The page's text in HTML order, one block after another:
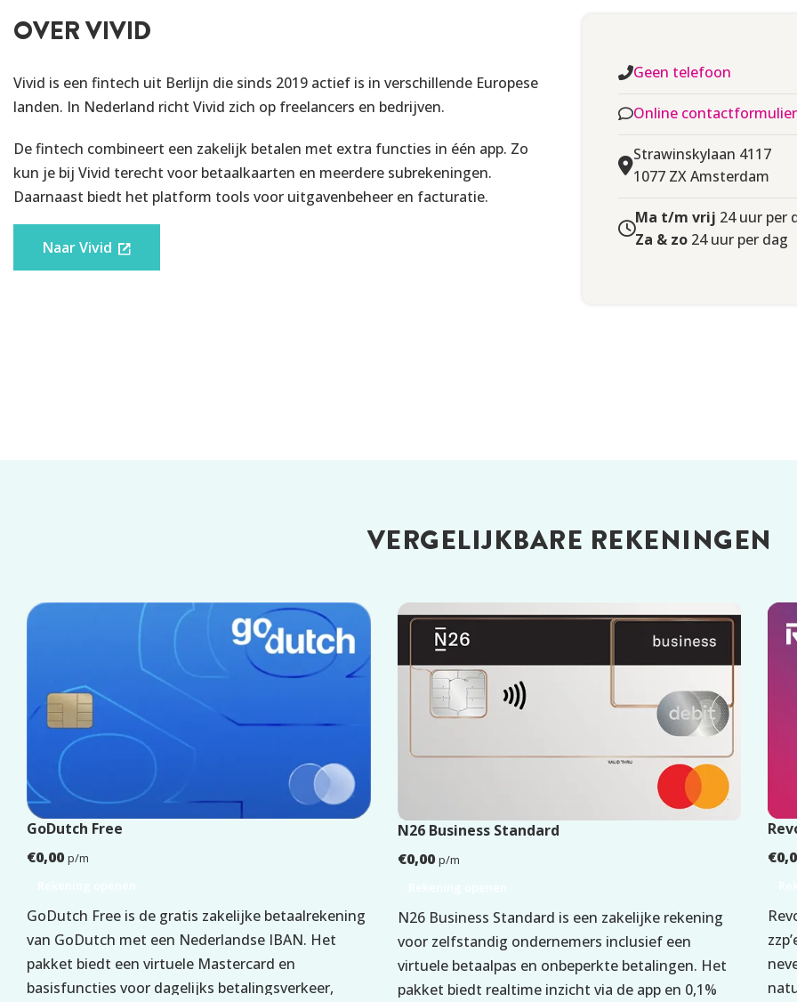
WERELDBETALING
EUROPESE OPNAME (EER) 3% (tot €200 p/m gratis)
3% (tot €200 p/m gratis)
EMERGENCY CASH Nee
Overboeken
SPAARREKENING MOGELIJK Nee
ROOD STAAN MOGELIJK Nee
CREDITCARD MOGELIJK Nee
Voorwaarden
LEEFTIJD
WOONACHTIG
LEGITIMATIE ID Kaart ,Paspoort
KVK Verplicht
OVER VIVID
Vivid is een fintech uit Berlijn die sinds 2019 actief is in verschillende Europese
landen. In Nederland richt Vivid zich op freelancers en bedrijven.
De fintech combineert een zakelijk betalen met extra functies in één app. Zo
kun je bij Vivid terecht voor betaalkaarten en meerdere subrekeningen.
Daarnaast biedt het platform tools voor uitgavenbeheer en facturatie.
Naar Vivid
Geen telefoon
Online contactformulier
Strawinskylaan 4117
1077 ZX Amsterdam
Ma t/m vrij 24 uur per
Za & zo 24 uur per dag
VERGELIJKBARE REKENINGEN
GoDutch Free
€0,00 p/m
GoDutch Free is de gratis zakelijke betaalrekening
van GoDutch met een Nederlandse IBAN. Het
pakket biedt een virtuele Mastercard en
basisfuncties voor dagelijks betalingsverkeer,
N26 Business Standard
€0,00 p/m
N26 Business Standard is een zakelijke rekening
voor zelfstandig ondernemers inclusief een
virtuele betaalpas en onbeperkte betalingen. Het
pakket biedt realtime inzicht via de app en 0,1%
€